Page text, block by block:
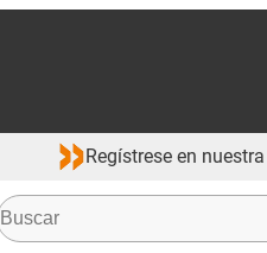
Regístrese en